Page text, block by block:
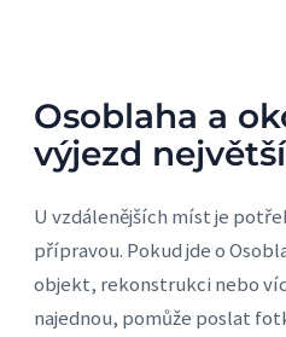
Osoblaha a
výjezd
U vzdálenějších míst je
přípravou. Pokud jde o
objekt, rekonstrukci nebo
najednou, pomůže poslat